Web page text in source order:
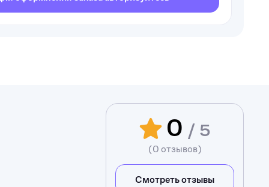
0 / 5
(0 отзывов)
Смотреть отзывы